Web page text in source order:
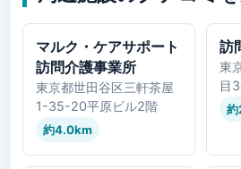
マルク・ケアサポート
訪問介護事業所
東京都世田谷区三軒茶屋
1-35-20平原ビル2階
約4.0km
訪
東
目
約